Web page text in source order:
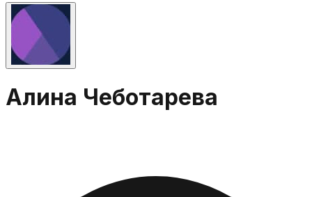
Алина Чеботарева